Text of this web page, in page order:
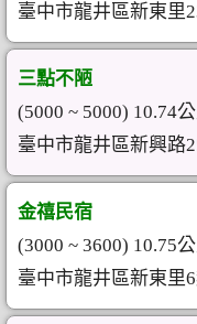
臺中市龍井區新東里
三點不陋
(5000 ~ 5000) 10.74
臺中市龍井區新興路
金禧民宿
(3000 ~ 3600) 10.75
臺中市龍井區新東里